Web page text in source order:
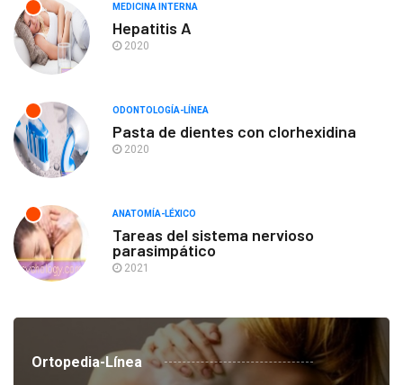
MEDICINA INTERNA
Hepatitis A
2020
ODONTOLOGÍA-LÍNEA
Pasta de dientes con clorhexidina
2020
ANATOMÍA-LÉXICO
Tareas del sistema nervioso
parasimpático
2021
Ortopedia-Línea